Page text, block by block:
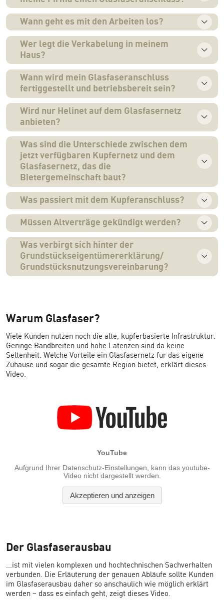
Wann geht es mit den Arbeiten los?
Wer legt die Verkabelung in meinem
Haus?
Wann wird mein Glasfaseranschluss
fertiggestellt und betriebsbereit sein?
Wird nur Helinet auf dem Glasfasernetz
anbieten?
Was sind die Unterschiede zwischen dem
jetzt verfügbaren Kupfernetz und dem
Glasfasernetz, das die
Bietergemeinschaft baut?
Was passiert mit dem Kupferanschluss?
Müssen Altverträge gekündigt werden?
Was verbirgt sich hinter der
Grundstückseigentümererklärung/
Grundstücksnutzungsvereinbarung?
Warum Glasfaser?
Viele Kunden nutzen noch die alte, kupferbasierte Infrastruktur.
Geringe Bandbreiten und hohe Latenzen sind da keine
Seltenheit. Welche Vorteile ein Glasfasernetz für das eigene
Zuhause und sogar die gesamte Region bietet, erklärt dieses
Video.
Der Glasfaserausbau
...ist mit vielen komplexen und hochtechnischen Sachverhalten
verbunden. Die Erläuterung der genauen Abläufe sollte Kunden
im Glasfaserausbau daher so anschaulich wie möglich erklärt
werden – dass es einfach geht, zeigt dieses Video.